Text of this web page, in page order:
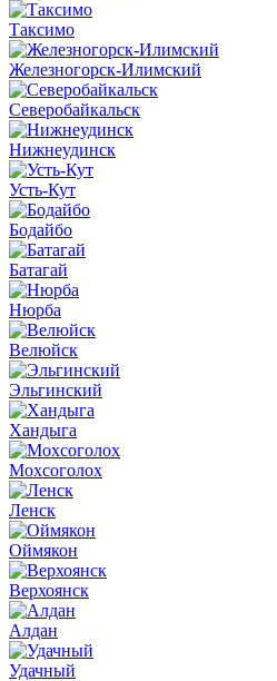
Таксимо
Железногорск-Илимский
Северобайкальск
Нижнеудинск
Усть-Кут
Бодайбо
Батагай
Нюрба
Велюйск
Эльгинский
Хандыга
Мохсоголох
Ленск
Оймякон
Верхоянск
Алдан
Удачный